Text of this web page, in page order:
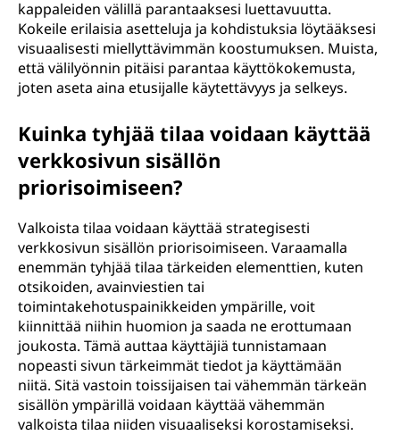
kappaleiden välillä parantaaksesi luettavuutta.
Kokeile erilaisia asetteluja ja kohdistuksia löytääksesi
visuaalisesti miellyttävimmän koostumuksen. Muista,
että välilyönnin pitäisi parantaa käyttökokemusta,
joten aseta aina etusijalle käytettävyys ja selkeys.
Kuinka tyhjää tilaa voidaan käyttää
verkkosivun sisällön
priorisoimiseen?
Valkoista tilaa voidaan käyttää strategisesti
verkkosivun sisällön priorisoimiseen. Varaamalla
enemmän tyhjää tilaa tärkeiden elementtien, kuten
otsikoiden, avainviestien tai
toimintakehotuspainikkeiden ympärille, voit
kiinnittää niihin huomion ja saada ne erottumaan
joukosta. Tämä auttaa käyttäjiä tunnistamaan
nopeasti sivun tärkeimmät tiedot ja käyttämään
niitä. Sitä vastoin toissijaisen tai vähemmän tärkeän
sisällön ympärillä voidaan käyttää vähemmän
valkoista tilaa niiden visuaaliseksi korostamiseksi.